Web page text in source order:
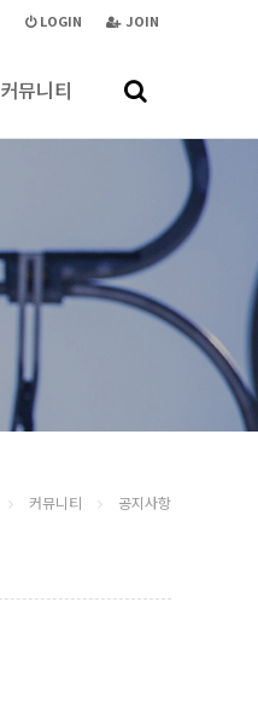
JOIN
LOGIN
커뮤니티
커뮤니티 공지사항